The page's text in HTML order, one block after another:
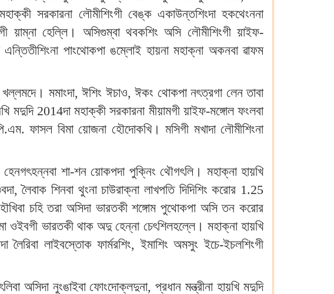
সরকারনা লৌমীশিংগী বেঙ্ক একাউন্তশিংদা হকথেংননা
য়াম্না হেল্লি। অসিগুম্বা থবকশিং অসি লৌমীশিংগী য়াইফ-
পাংথোকপা ঙম্লোই হায়না মহাক্না অকনবা ৱাফম
খল্লমদে। মমাংদা, ঈশিং ঈচাও, ঈকং থোকপা নৎত্রগা লেন তাবা
মদুদি 2014দা মহাক্কী সরকারনা মীয়ামগী য়াইফ-মঙ্গোল ফংলবা
ফাসল বিমা য়োজনা হৌদোকখি। মসিগী মখাদা লৌমীশিংনা
শা-শন য়োকপদা পুক্নিং থৌগৎলি। মহাক্না হায়খি
লৈবাক শিনবা থুংনা চাউরাক্না লাখপতি দিদিশিং করোর 1.25
হৌখিবা চহি তরা অসিদা ভারতকী শঙ্গোম পুথোকপা অসি তন করোর
ওইবগী ভারতকী থাক অদু হেন্না চেৎশিলহল্লে। মহাক্না হায়খি
লৈরিবা লাইবস্তোক ফার্মরশিং, ইমাশিং অমসুং ইচে-ইচলশিংগী
অসিদা নুংঙাইবা ফোংদোক্লদুনা, প্রধান মন্ত্রীনা হায়খি মদুদি